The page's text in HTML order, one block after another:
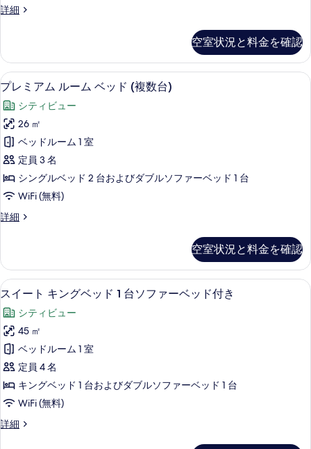
べ
写
真
を
表
示
す
る
の
ム
ン
グ
ル
ベ
ッ
ド
1
台
の
す
の
写
真
を
表
示
す
る
詳細
ス
ー
ド
ル
ム
シ
ン
グ
ル
ベ
ッ
ド
1
台
細
空室状況と料金を確認
プ
レ
ミ
ア
ム
ル
ー
ベ
ド
(複
数
台)
の
す
べ
て
の
写
セーフティボックス (室内)、デスク
6
プレミアム ルーム ベッド (複数台)
シティビュー
26 ㎡
ベッドルーム 1 室
定員 3 名
シングルベッド 2 台およびダブルソファーベッド 1 台
WiFi (無料)
詳細
プ
ム
ル
ー
ベ
ッ
ド
(複
数
台)
の
詳
細
空室状況と料金を確認
ス
イ
ー
ト
キ
ン
グ
ッ
スイート キングベッド 1 台ソファー
8
スイート キングベッド 1 台ソファーベッド付き
シティビュー
45 ㎡
ベッドルーム 1 室
定員 4 名
キングベッド 1 台およびダブルソファーベッド 1 台
WiFi (無料)
詳細
ス